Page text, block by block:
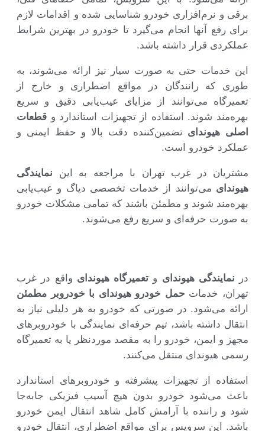
برقی و نرم‌افزاری خودرو شناسایی شده و اقدامات لازم
برای رفع آنها انجام می‌گیرد تا خودرو در بهترین شرایط
عملکردی قرار داشته باشد.
این خدمات حتی به صورت سیار نیز ارائه می‌شوند، به
طوری که رانندگان در مواقع اضطراری و خارج از
تعمیرگاه می‌توانند از مزایای عیب‌یابی دقیق و سریع
بهره‌مند شوند. استفاده از تجهیزات استاندارد و قطعات
اصلی هیوندای تضمین‌کننده دقت بالا و حفظ ایمنی و
عملکرد خودرو است.
مشتریان در غرب تهران با مراجعه به این نمایندگی
هیوندای می‌توانند از خدمات تخصصی دیاگ و عیب‌یابی
بهره‌مند شوند و مطمئن باشند که تمامی مشکلات خودرو
به صورت حرفه‌ای و سریع رفع می‌شوند.
در نمایندگی هیوندای و تعمیرگاه هیوندای واقع در غرب
تهران، خدمات حمل خودرو هیوندای با خودروبر مطمئن
ارائه می‌شود. در صورتی که خودرو به هر دلیلی نیاز به
انتقال داشته باشد، تیم حرفه‌ای نمایندگی با خودروبرهای
مجهز و ایمن، خودرو را به مقصد موردنظر یا به تعمیرگاه
رسمی هیوندای منتقل می‌کنند.
استفاده از تجهیزات پیشرفته و خودروبرهای استاندارد
باعث می‌شود خودرو بدون هیچ آسیب فیزیکی جابه‌جا
شود و راننده با آرامش کامل شاهد انتقال ایمن خودرو
باشد. این سرویس برای مواقع اضطراری، انتقال خودرو